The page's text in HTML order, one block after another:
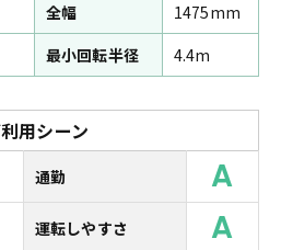
全幅
1475mm
最小回転半径 4.4m
用シーン
通勤 A
運転しやすさ A